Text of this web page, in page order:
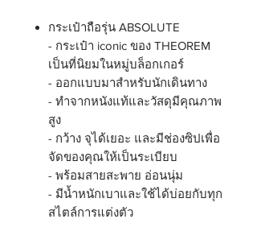
กระเป๋าถือรุ่น ABSOLUTE
- กระเป๋า iconic ของ THEOREM
เป็นที่นิยมในหมู่บล็อกเกอร์
- ออกแบบมาสำหรับนักเดินทาง
- ทำจากหนังแท้และวัสดุมีคุณภาพ
สูง
- กว้าง จุได้เยอะ และมีช่องซิปเพื่อ
จัดของคุณให้เป็นระเบียบ
- พร้อมสายสะพาย อ่อนนุ่ม
- มีน้ำหนักเบาและใช้ได้บ่อยกับทุก
สไตล์การแต่งตัว